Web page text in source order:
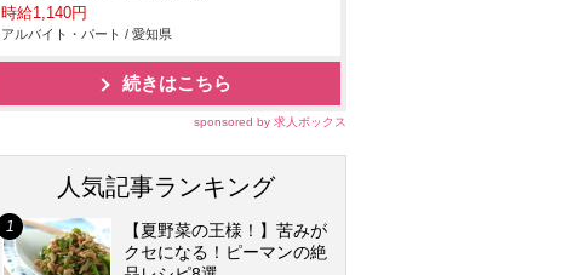
時給1,140円
アルバイト・パート / 愛知県
続きはこちら
sponsored by 求人ボックス
人気記事ランキング
【夏野菜の王様！】苦みが
クセになる！ピーマンの絶